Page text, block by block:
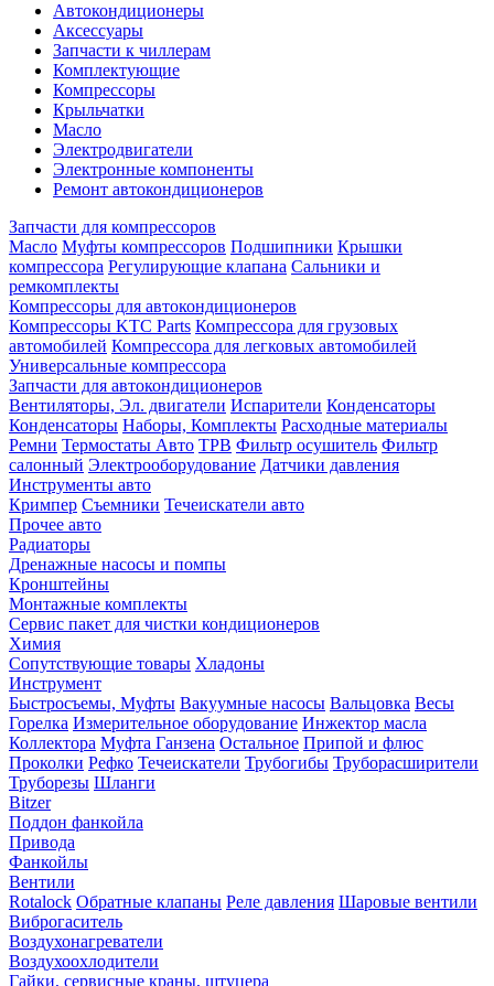
Автокондиционеры
Аксессуары
Запчасти к чиллерам
Комплектующие
Компрессоры
Крыльчатки
Масло
Электродвигатели
Электронные компоненты
Ремонт автокондиционеров
Запчасти для компрессоров
Масло Муфты компрессоров Подшипники Крышки
компрессора Регулирующие клапана Сальники и
ремкомплекты
Компрессоры для автокондиционеров
Компрессоры KTC Parts Компрессора для грузовых
автомобилей Компрессора для легковых автомобилей
Универсальные компрессора
Запчасти для автокондиционеров
Вентиляторы, Эл. двигатели Испарители Конденсаторы
Конденсаторы Наборы, Комплекты Расходные материалы
Ремни Термостаты Авто ТРВ Фильтр осушитель Фильтр
салонный Электрооборудование Датчики давления
Инструменты авто
Кримпер Съемники Течеискатели авто
Прочее авто
Радиаторы
Дренажные насосы и помпы
Кронштейны
Монтажные комплекты
Сервис пакет для чистки кондиционеров
Химия
Сопутствующие товары Хладоны
Инструмент
Быстросъемы, Муфты Вакуумные насосы Вальцовка Весы
Горелка Измерительное оборудование Инжектор масла
Коллектора Муфта Ганзена Остальное Припой и флюс
Проколки Рефко Течеискатели Трубогибы Труборасширители
Труборезы Шланги
Bitzer
Поддон фанкойла
Привода
Фанкойлы
Вентили
Rotalock Обратные клапаны Реле давления Шаровые вентили
Виброгаситель
Воздухонагреватели
Воздухоохлодители
Гайки, сервисные краны, штуцера